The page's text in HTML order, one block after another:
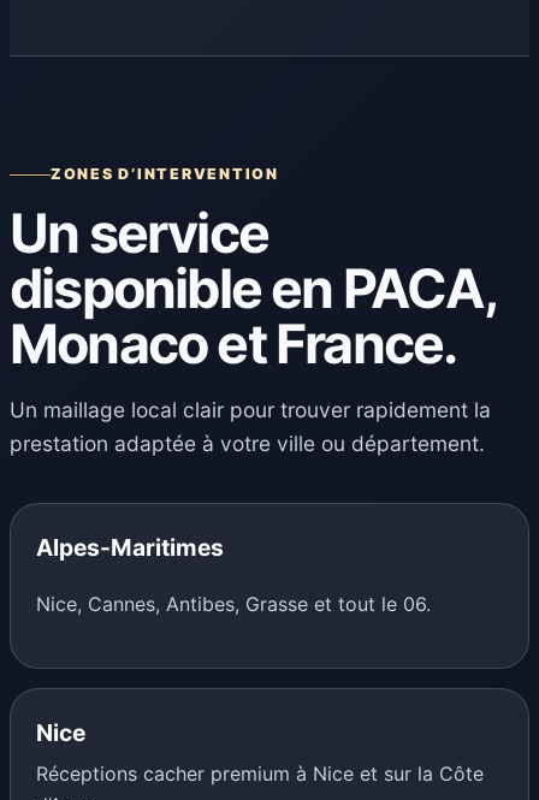
ZONES D’INTERVENTION
Un service
disponible en PACA,
Monaco et France.
Un maillage local clair pour trouver rapidement la
prestation adaptée à votre ville ou département.
Alpes-Maritimes
Nice, Cannes, Antibes, Grasse et tout le 06.
Nice
Réceptions cacher premium à Nice et sur la Côte